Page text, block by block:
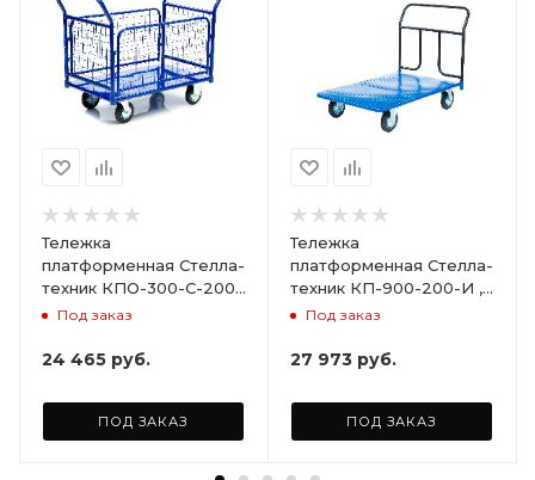
Тележка
платформенная Стелла-
техник КПО-300-С-200-
И , с бортами,
Под заказ
24 465 руб.
ПОД ЗАКАЗ
Тележка
платформенная Стелла-
техник КП-900-200-И ,
800х1500мм
Под заказ
27 973 руб.
ПОД ЗАКАЗ